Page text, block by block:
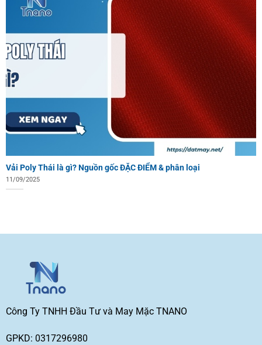
Vải Poly Thái là gì? Nguồn gốc ĐẶC ĐIỂM & phân loại
11/09/2025
Công Ty TNHH Đầu Tư và May Mặc TNANO
GPKD: 0317296980